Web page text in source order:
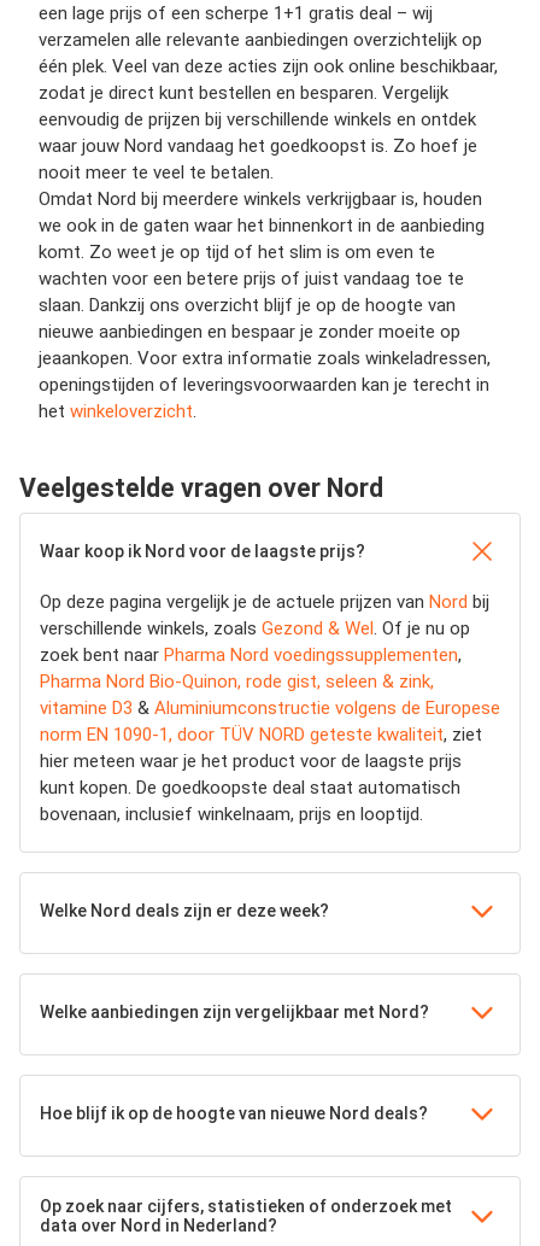
een lage prijs of een scherpe 1+1 gratis deal – wij
verzamelen alle relevante aanbiedingen overzichtelijk op
één plek. Veel van deze acties zijn ook online beschikbaar,
zodat je direct kunt bestellen en besparen. Vergelijk
eenvoudig de prijzen bij verschillende winkels en ontdek
waar jouw Nord vandaag het goedkoopst is. Zo hoef je
nooit meer te veel te betalen.
Omdat Nord bij meerdere winkels verkrijgbaar is, houden
we ook in de gaten waar het binnenkort in de aanbieding
komt. Zo weet je op tijd of het slim is om even te
wachten voor een betere prijs of juist vandaag toe te
slaan. Dankzij ons overzicht blijf je op de hoogte van
nieuwe aanbiedingen en bespaar je zonder moeite op
jeaankopen. Voor extra informatie zoals winkeladressen,
openingstijden of leveringsvoorwaarden kan je terecht in
het winkeloverzicht
Veelgestelde vragen over Nord
Waar koop ik Nord voor de laagste prijs?
Op deze pagina vergelijk je de actuele prijzen van Nord bij
verschillende winkels, zoals Gezond & Wel . Of je nu op
zoek bent naar Pharma Nord voedingssupplementen,
Pharma Nord Bio-Quinon, rode gist, seleen & zink,
vitamine D3 & Aluminiumconstructie volgens de Europese
norm EN 1090-1, door TÜV NORD geteste kwaliteit, ziet
hier meteen waar je het product voor de laagste prijs
kunt kopen. De goedkoopste deal staat automatisch
bovenaan, inclusief winkelnaam, prijs en looptijd.
Welke Nord deals zijn er deze week?
Welke aanbiedingen zijn vergelijkbaar met Nord?
Hoe blijf ik op de hoogte van nieuwe Nord deals?
Op zoek naar cijfers, statistieken of onderzoek met
data over Nord in Nederland?